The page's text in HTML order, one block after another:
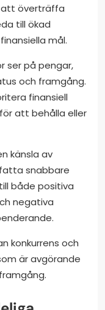
att överträffa
till ökad
mål.
ser på pengar,
och framgång.
finansiell
att behålla eller
känsla av
snabbare
både positiva
negativa
konkurrens och
är avgörande